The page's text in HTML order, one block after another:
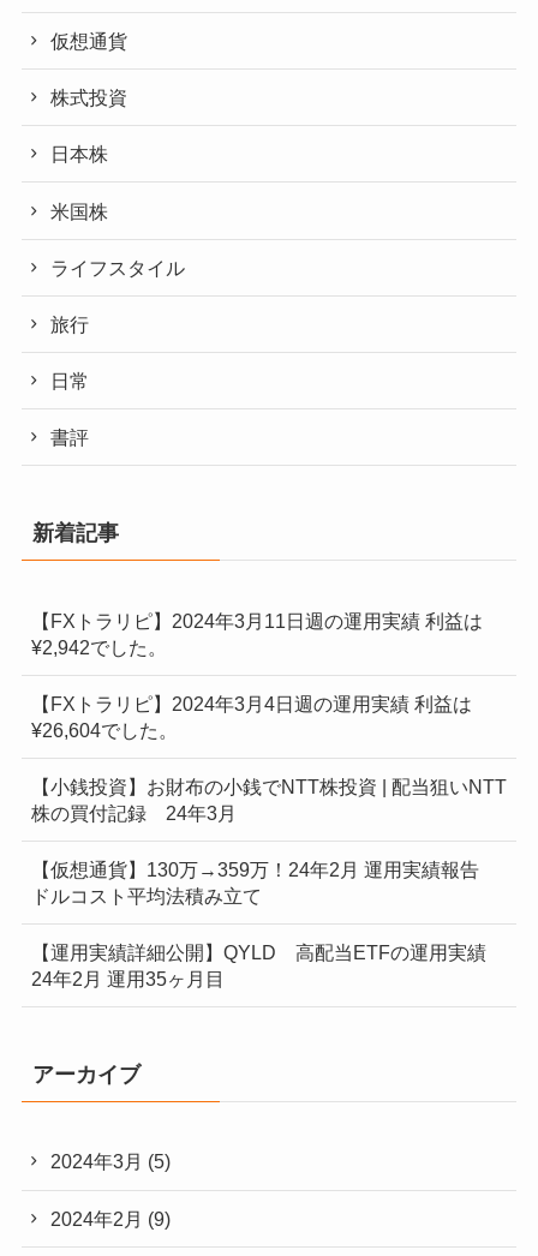
仮想通貨
株式投資
日本株
米国株
ライフスタイル
旅行
日常
書評
新着記事
【FXトラリピ】2024年3月11日週の運用実績 利益は
¥2,942でした。
【FXトラリピ】2024年3月4日週の運用実績 利益は
¥26,604でした。
【小銭投資】お財布の小銭でNTT株投資 | 配当狙いNTT
株の買付記録 24年3月
【仮想通貨】130万→359万！24年2月 運用実績報告
ドルコスト平均法積み立て
【運用実績詳細公開】QYLD 高配当ETFの運用実績
24年2月 運用35ヶ月目
アーカイブ
2024年3月 (5)
2024年2月 (9)